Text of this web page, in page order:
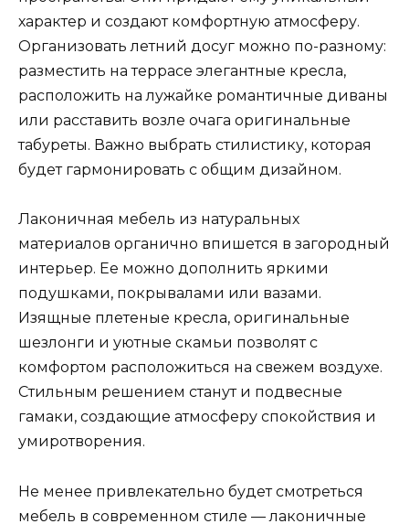
характер и создают комфортную атмосферу.
Организовать летний досуг можно по-разному:
разместить на террасе элегантные кресла,
расположить на лужайке романтичные диваны
или расставить возле очага оригинальные
табуреты. Важно выбрать стилистику, которая
будет гармонировать с общим дизайном.
Лаконичная мебель из натуральных
материалов органично впишется в загородный
интерьер. Ее можно дополнить яркими
подушками, покрывалами или вазами.
Изящные плетеные кресла, оригинальные
шезлонги и уютные скамьи позволят с
комфортом расположиться на свежем воздухе.
Стильным решением станут и подвесные
гамаки, создающие атмосферу спокойствия и
умиротворения.
Не менее привлекательно будет смотреться
мебель в современном стиле — лаконичные